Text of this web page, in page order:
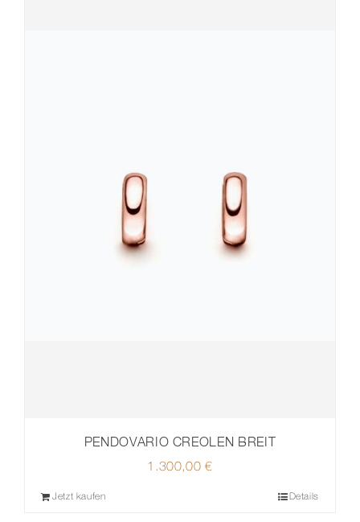
PENDOVARIO CREOLEN BREIT
1.300,00€
Jetzt kaufen Details